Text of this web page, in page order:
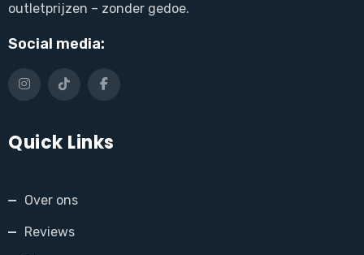
outletprijzen – zonder gedoe.
Social media:
Quick Links
Over ons
Reviews